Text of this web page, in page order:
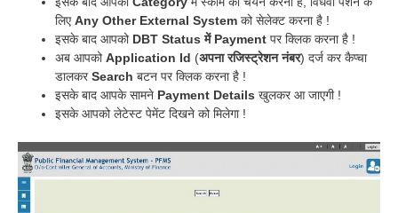
लिएAny Other External System को सेलेक्ट करना है !
इसके बाद आपको DBT Status में Payment पर क्लिक करना है !
अब आपकोApplication Id (अपना रजिस्ट्रेशन नंबर) दर्ज कर कैप्चा
डालकरSearch बटन पर क्लिक करना है !
इसके बाद आपके सामने Payment Details खुलकर आ जाएगी !
इसके आपको लेटेस्ट पेमेंट दिखने को मिलेगा !